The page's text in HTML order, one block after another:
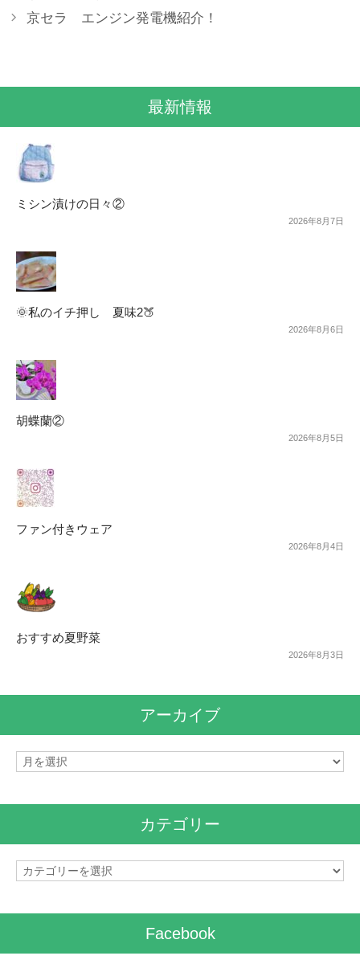
京セラ エンジン発電機紹介！
最新情報
ミシン漬けの日々②
2026年8月7日
🌞私のイチ押し 夏味2🍑
2026年8月6日
胡蝶蘭②
2026年8月5日
ファン付きウェア
2026年8月4日
おすすめ夏野菜
2026年8月3日
アーカイブ
ア
カテゴリー
カ
Facebook